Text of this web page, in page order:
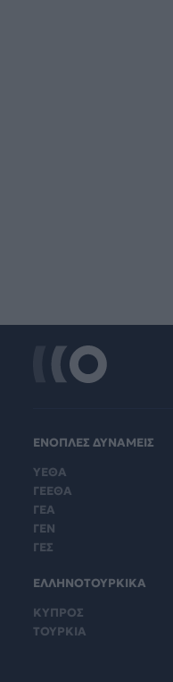
ΕΝΟΠΛΕΣ ΔΥΝΑΜΕΙΣ
ΥΕΘΑ
ΓΕΕΘΑ
ΓΕΑ
ΓΕΝ
ΓΕΣ
ΕΛΛΗΝΟΤΟΥΡΚΙΚΑ
ΚΥΠΡΟΣ
ΤΟΥΡΚΙΑ